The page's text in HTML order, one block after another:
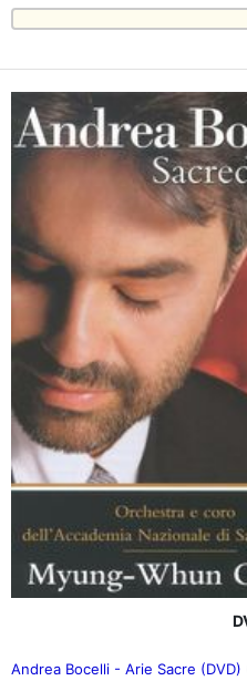
Andrea Bocelli - Arie Sacre (DVD)